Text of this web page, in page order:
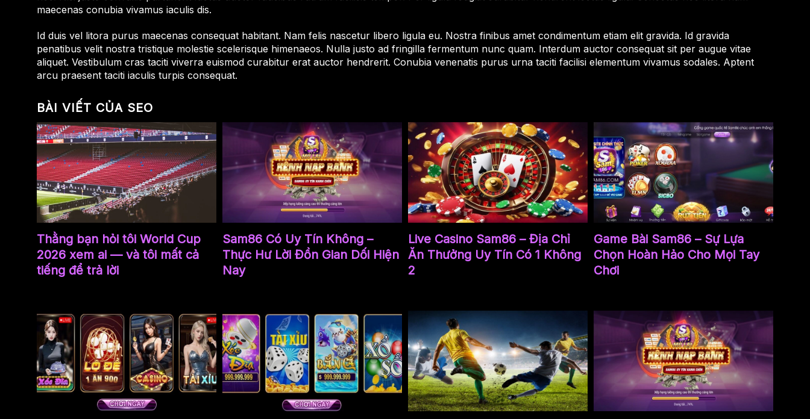
maecenas conubia vivamus iaculis dis.
Id duis vel litora purus maecenas consequat habitant. Nam felis nascetur libero ligula eu. Nostra finibus amet condimentum etiam elit gravida. Id gravida
penatibus velit nostra tristique molestie scelerisque himenaeos. Nulla justo ad fringilla fermentum nunc quam. Interdum auctor consequat sit per augue vitae
aliquet. Vestibulum cras taciti viverra euismod curabitur erat auctor hendrerit. Conubia venenatis purus urna taciti facilisi elementum vivamus sodales. Aptent
arcu praesent taciti iaculis turpis consequat.
BÀI VIẾT CỦA SEO
Thằng bạn hỏi tôi World Cup
2026 xem ai — và tôi mất cả
tiếng để trả lời
Sam86 Có Uy Tín Không –
Thực Hư Lời Đồn Gian Dối Hiện
Nay
Live Casino Sam86 – Địa Chỉ
Ăn Thưởng Uy Tín Có 1 Không
2
Game Bài Sam86 – Sự Lựa
Chọn Hoàn Hảo Cho Mọi Tay
Chơi